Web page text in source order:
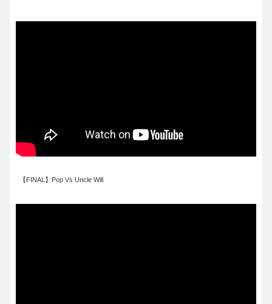
【FINAL】Pop Vs Uncle Will